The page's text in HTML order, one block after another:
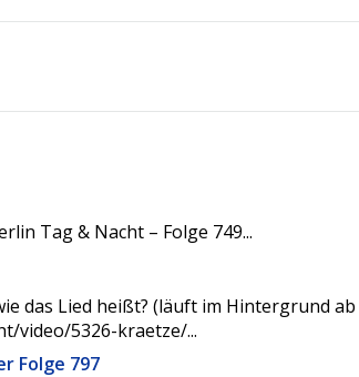
Tag & Nacht – Folge 749...
das Lied heißt? (läuft im Hintergrund ab
video/5326-kraetze/...
Folge 797